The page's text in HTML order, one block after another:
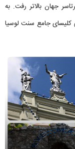
جهان بالاتر رفت. به
کلیسای جامع سنت لوسیا